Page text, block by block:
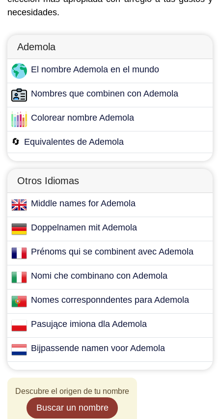
necesidades.
Ademola
El nombre Ademola en el mundo
Nombres que combinen con Ademola
Colorear nombre Ademola
🔄 Equivalentes de Ademola
Otros Idiomas
Middle names for Ademola
Doppelnamen mit Ademola
Prénoms qui se combinent avec Ademola
Nomi che combinano con Ademola
Nomes corresponndentes para Ademola
Pasujące imiona dla Ademola
Bijpassende namen voor Ademola
Descubre el origen de tu nombre
Buscar un nombre